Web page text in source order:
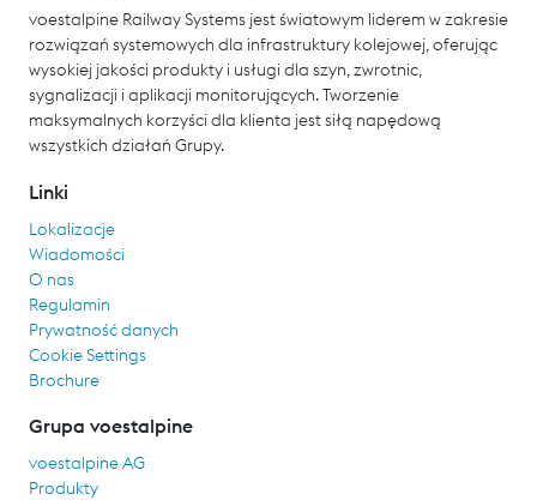
voestalpine Railway Systems jest światowym liderem w zakresie
rozwiązań systemowych dla infrastruktury kolejowej, oferując
wysokiej jakości produkty i usługi dla szyn, zwrotnic,
sygnalizacji i aplikacji monitorujących. Tworzenie
maksymalnych korzyści dla klienta jest siłą napędową
wszystkich działań Grupy.
Linki
Lokalizacje
Wiadomości
O nas
Regulamin
Prywatność danych
Cookie Settings
Brochure
Grupa voestalpine
voestalpine AG
Produkty